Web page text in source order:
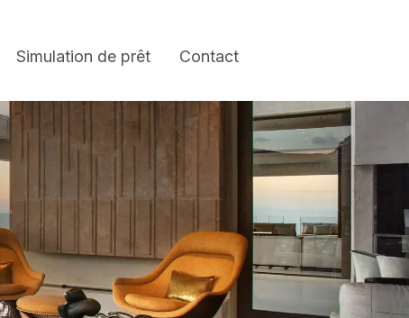
Simulation de prêt Contact